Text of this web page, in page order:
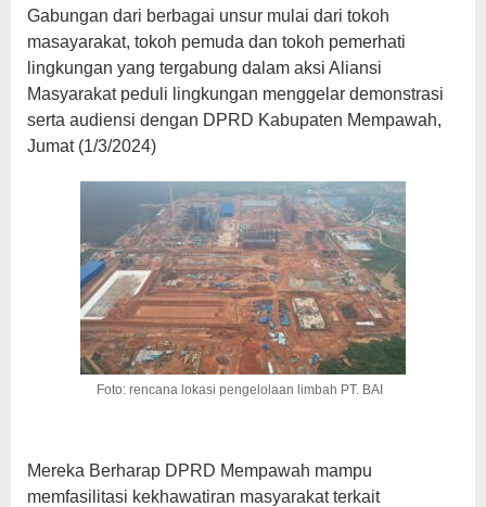
Gabungan dari berbagai unsur mulai dari tokoh
masayarakat, tokoh pemuda dan tokoh pemerhati
lingkungan yang tergabung dalam aksi Aliansi
Masyarakat peduli lingkungan menggelar demonstrasi
serta audiensi dengan DPRD Kabupaten Mempawah,
Jumat (1/3/2024)
Foto: rencana lokasi pengelolaan limbah PT. BAI
Mereka Berharap DPRD Mempawah mampu
memfasilitasi kekhawatiran masyarakat terkait